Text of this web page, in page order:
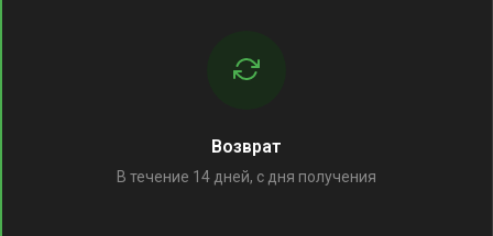
Возврат
В течение 14 дней, с дня получения